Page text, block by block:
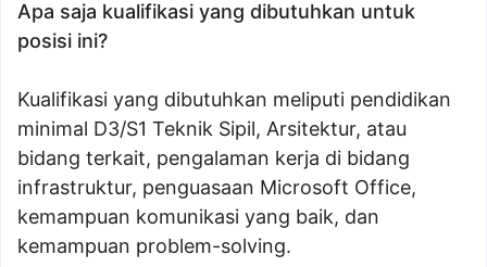
Apa saja kualifikasi yang dibutuhkan untuk
posisi ini?
Kualifikasi yang dibutuhkan meliputi pendidikan
minimal D3/S1 Teknik Sipil, Arsitektur, atau
bidang terkait, pengalaman kerja di bidang
infrastruktur, penguasaan Microsoft Office,
kemampuan komunikasi yang baik, dan
kemampuan problem-solving.